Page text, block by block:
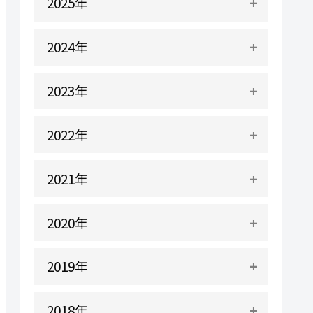
2024年
2023年
2022年
2021年
2020年
2019年